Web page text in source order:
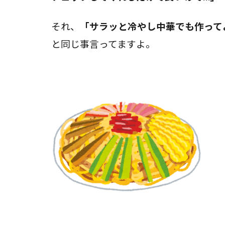
それ、
「サラッと冷やし中華でも作っ
と同じ事言ってますよ。